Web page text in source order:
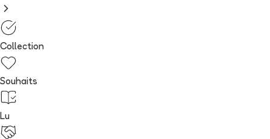
Collection
Souhaits
Lu